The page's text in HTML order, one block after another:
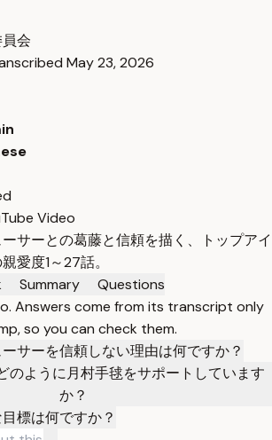
会
May 23, 2026
Video
サーとの葛藤と信頼を描く、トップアイ
愛度1～27話。
Summary
Questions
Answers come from its transcript only
so you can check them.
サーを信頼しない理由は何ですか？
のように月村手毬をサポートしています
か？
標は何ですか？